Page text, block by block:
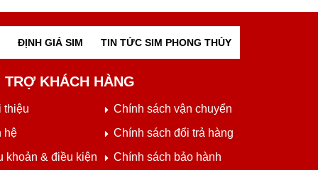
ĐỊNH GIÁ SIM TIN TỨC SIM PHONG THỦY
TRỢ KHÁCH HÀNG
thiệu
hệ
khoản & điều kiện
Chính sách vận chuyển
Chính sách đổi trả hàng
Chính sách bảo hành